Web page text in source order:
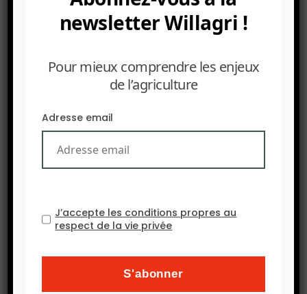
échanges B2B et les dernières avancées en
agriculture animale à l’échelle internationale.
newsletter Willagri !
Pour mieux comprendre les enjeux
de l’agriculture
Adresse email
J’accepte les conditions propres au
respect de la vie privée